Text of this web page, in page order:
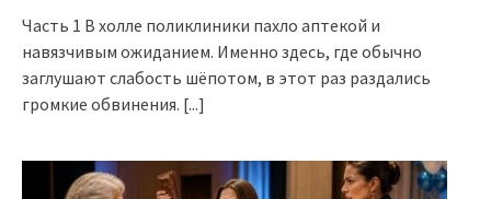
Часть 1 В холле поликлиники пахло аптекой и
навязчивым ожиданием. Именно здесь, где обычно
заглушают слабость шёпотом, в этот раз раздались
громкие обвинения. [...]